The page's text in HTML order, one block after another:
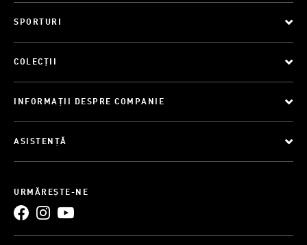
SPORTURI
COLECȚII
INFORMAȚII DESPRE COMPANIE
ASISTENȚĂ
URMĂREȘTE-NE